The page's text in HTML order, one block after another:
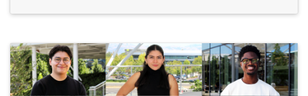
leadership.